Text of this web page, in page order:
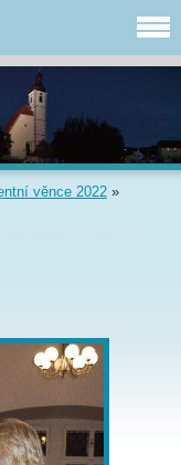
věnce 2022 »